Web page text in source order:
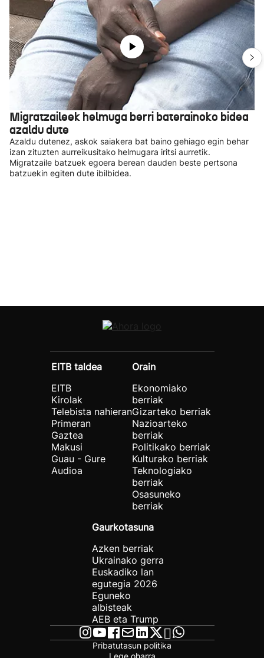
Migratzaileek helmuga berri baterainoko bidea
azaldu dute
Azaldu dutenez, askok saiakera bat baino gehiago egin behar
izan zituzten aurreikusitako helmugara iritsi aurretik.
Migratzaile batzuek egoera berean dauden beste pertsona
batzuekin egiten dute ibilbidea.
EITB taldea
EITB
Kirolak
Telebista nahieran
Primeran
Gaztea
Makusi
Guau - Gure
Audioa
Orain
Ekonomiako
berriak
Gizarteko berriak
Nazioarteko
berriak
Politikako berriak
Kulturako berriak
Teknologiako
berriak
Osasuneko
berriak
Gaurkotasuna
Azken berriak
Ukrainako gerra
Euskadiko lan
egutegia 2026
Eguneko
albisteak
AEB eta Trump
Pribatutasun politika
Lege oharra